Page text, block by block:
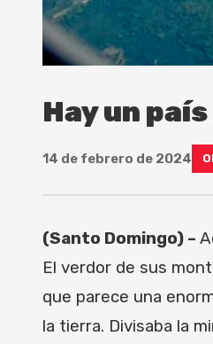
Hay un
14 de febrero de 2024
(Santo Domingo) –
El verdor de sus
que parece una
la tierra. Divisaba la